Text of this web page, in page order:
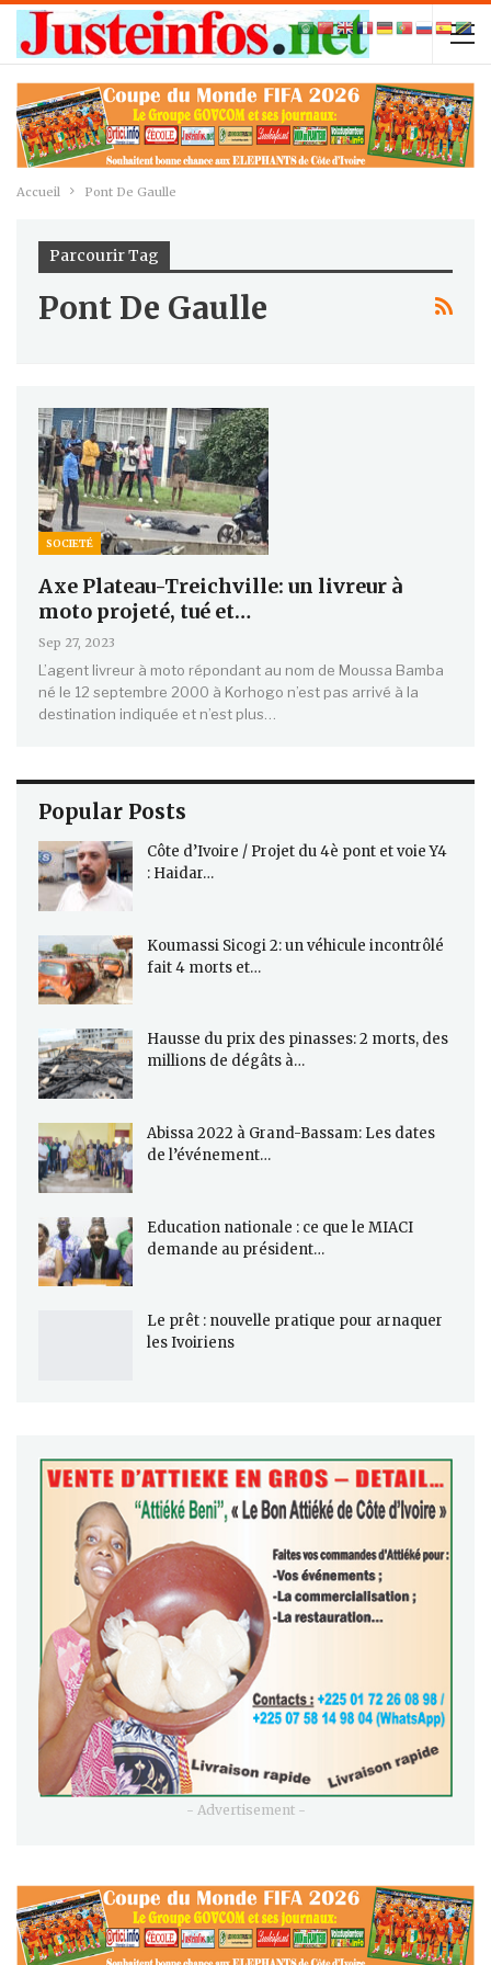
Accueil Pont De Gaulle
Parcourir Tag
Pont De Gaulle
SOCIETÉ
Axe Plateau-Treichville: un livreur à
moto projeté, tué et…
Sep 27, 2023
L’agent livreur à moto répondant au nom de Moussa Bamba
né le 12 septembre 2000 à Korhogo n’est pas arrivé à la
destination indiquée et n’est plus…
Popular Posts
Côte d’Ivoire / Projet du 4è pont et voie Y4
: Haidar…
Koumassi Sicogi 2: un véhicule incontrôlé
fait 4 morts et…
Hausse du prix des pinasses: 2 morts, des
millions de dégâts à…
Abissa 2022 à Grand-Bassam: Les dates
de l’événement…
Education nationale : ce que le MIACI
demande au président…
Le prêt : nouvelle pratique pour arnaquer
les Ivoiriens
- Advertisement -